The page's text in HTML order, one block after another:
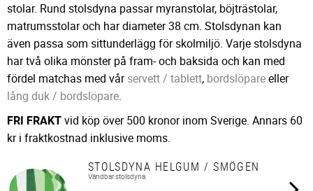
stolar. Rund stolsdyna passar myranstolar, böjträstolar,
matrumsstolar och har diameter 38 cm. Stolsdynan kan
även passa som sittunderlägg för skolmiljö. Varje stolsdyna
har två olika mönster på fram- och baksida och kan med
fördel matchas med vårservett / tablett, bordslöpareeller
lång duk / bordslöpare.
FRI FRAKTvid köp över 500 kronor inom Sverige. Annars 60
kr i fraktkostnad inklusive moms.
STOLSDYNA HELGUM / SMÖGEN
Vändbar stolsdyna